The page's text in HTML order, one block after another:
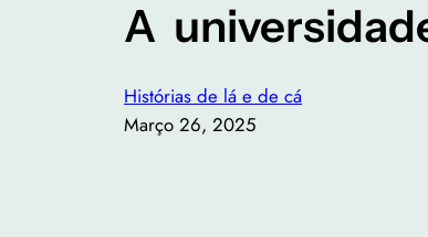
A
Histórias de lá e de cá
Março 26, 2025